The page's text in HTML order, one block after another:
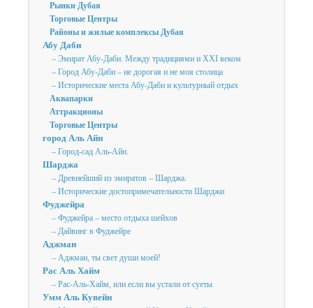
Рынки Дубая
Торговые Центры
Районы и жилые комплексы Дубая
Абу Даби
– Эмират Абу-Даби. Между традициями и XXI веком
– Город Абу-Даби – не дорогая и не моя столица
– Исторические места Абу-Даби и культурный отдых
Аквапарки
Аттракционы
Торговые Центры
город Аль Айн
– Город-сад Аль-Айн.
Шарджа
– Древнейший из эмиратов – Шарджа.
– Исторические достопримечательности Шарджи
Фуджейра
– Фуджейра – место отдыха шейхов
– Дайвинг в Фуджейре
Аджман
– Аджман, ты свет души моей!
Рас Аль Хайм
– Рас-Аль-Хайм, или если вы устали от суеты
Умм Аль Кувейн